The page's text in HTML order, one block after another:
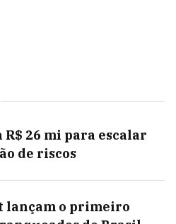
26 mi para escalar
de riscos
lançam o primeiro